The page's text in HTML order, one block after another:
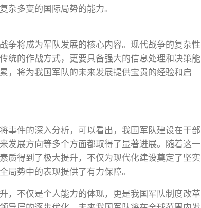
杂多变的国际局势的能力。
争将成为军队发展的核心内容。现代战争的复杂性
统的作战方式，更要具备强大的信息处理和决策能
，将为我国军队的未来发展提供宝贵的经验和启
事件的深入分析，可以看出，我国军队建设在干部
发展方向等多个方面都取得了显著进展。随着这一
质得到了极大提升，不仅为现代化建设奠定了坚实
局势中的表现提供了有力保障。
，不仅是个人能力的体现，更是我国军队制度改革